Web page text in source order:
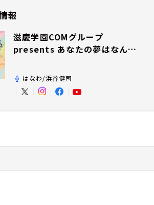
報
滋慶学園COMグループ
presents あなたの夢はなんで
はなわ/浜谷健司